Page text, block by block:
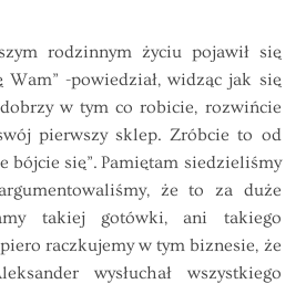
rodzinnym życiu pojawił się
Wam” -powiedział, widząc jak się
dobrzy w tym co robicie, rozwińcie
pierwszy sklep. Zróbcie to od
bójcie się”. Pamiętam siedzieliśmy
że to za duże
takiej gotówki, ani takiego
raczkujemy w tym biznesie, że
wysłuchał wszystkiego